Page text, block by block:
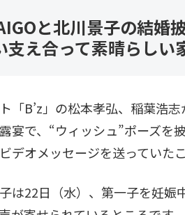
と北川景子の結婚
支え合って素晴らし
「B’z」の松本孝弘、稲葉浩
宴で、“ウィッシュ”ポーズを
デオメッセージを送っていた
は22日（水）、第一子を妊